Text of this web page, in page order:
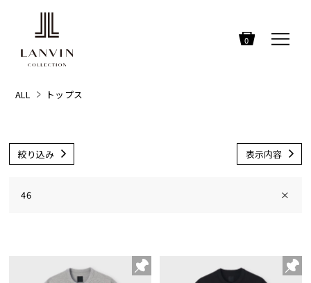
0
ALL トップス
絞り込み 表示内容
46 ×